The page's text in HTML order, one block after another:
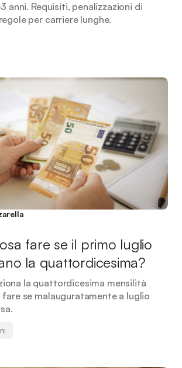
anni. Requisiti, penalizzazioni di
per carriere lunghe.
fare se il primo luglio
la quattordicesima?
la quattordicesima mensilità
fare se malauguratamente a luglio